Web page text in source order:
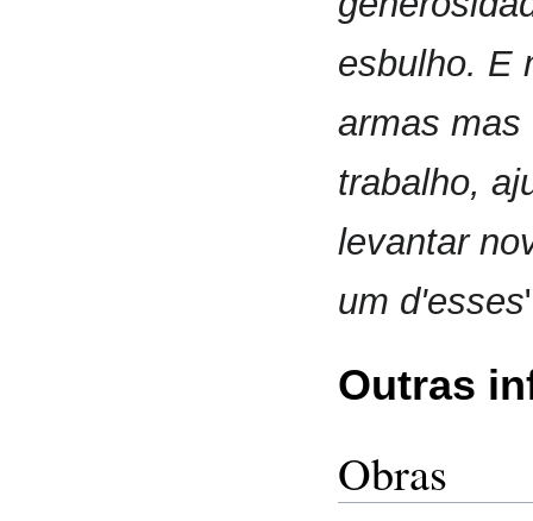
esbulho. E
armas
trabalho,
levantar
um d'esses
Outras
Obras